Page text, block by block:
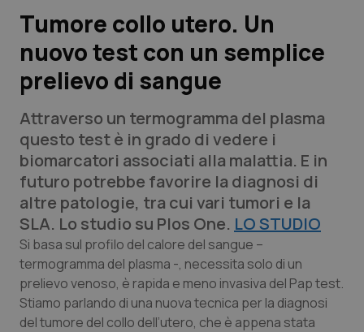
Lavoro e Professioni
Scienza e Farmaci
Studi e Analisi
Lettere al direttore
Edizioni Regionali
QS Pro
Professionisti Sanitari.AI
Abruzzo
QS Pro Gold
Tumore collo utero. Un
nuovo test con un semplice
prelievo di sangue
Attraverso un termogramma del plasma
questo test è in grado di vedere i
biomarcatori associati alla malattia. E in
futuro potrebbe favorire la diagnosi di
altre patologie, tra cui vari tumori e la
SLA. Lo studio su Plos One. LO STUDIO
Si basa sul profilo del calore del sangue –
termogramma del plasma -, necessita solo di un
prelievo venoso, è rapida e meno invasiva del Pap test.
Stiamo parlando di una nuova tecnica per la diagnosi
del tumore del collo dell’utero, che è appena stata